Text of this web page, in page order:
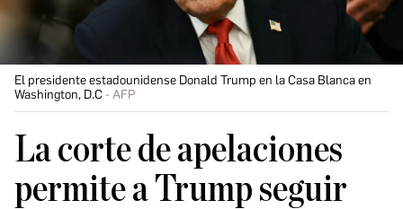
El presidente estadounidense Donald Trump en la Casa Blanca en
Washington, D.C
AFP
La corte de apelaciones
permite a Trump seguir